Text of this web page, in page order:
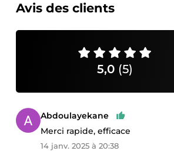
Avis des clients
5,0 (5)
Abdoulayekane
Merci rapide, efficace
14 janv. 2025 à 20:38